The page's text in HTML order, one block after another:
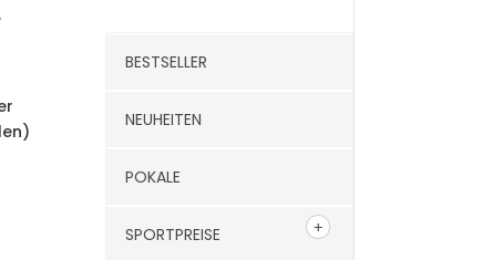
BESTSELLER
NEUHEITEN
POKALE
SPORTPREISE